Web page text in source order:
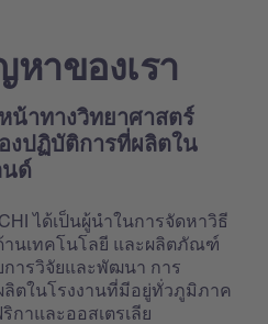
าของเรา
น้าทางวิทยาศาสตร์
ปฏิบัติการที่ผลิตใน
นด์
ได้เป็นผู้นำในการจัดหาวิธี
นเทคโนโลยี และผลิตภัณฑ์
ารวิจัยและพัฒนา การ
ตในโรงงานที่มีอยู่ทั่วภูมิภาค
กาและออสเตรเลีย